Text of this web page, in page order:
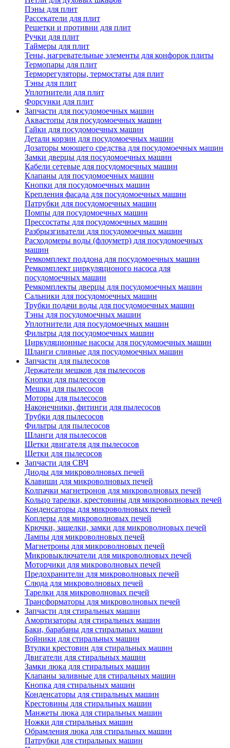
Пэны для плит
Рассекатели для плит
Решетки и противни для плит
Ручки для плит
Таймеры для плит
Тены, нагревательные элементы для конфорок плиты
Термопары для плит
Терморегуляторы, термостаты для плит
Тэны для плит
Уплотнители для плит
Форсунки для плит
Запчасти для посудомоечных машин
Аквастопы для посудомоечных машин
Гайки для посудомоечных машин
Детали корзин для посудомоечных машин
Дозаторы моющего средства для посудомоечных машин
Замки дверцы для посудомоечных машин
Кабели сетевые для посудомоечных машин
Клапаны для посудомоечных машин
Кнопки для посудомоечных машин
Крепления фасада для посудомоечных машин
Патрубки для посудомоечных машин
Помпы для посудомоечных машин
Прессостаты для посудомоечных машин
Разбрызгиватели для посудомоечных машин
Расходомеры воды (флоуметр) для посудомоечных
машин
Ремкомплект поддона для посудомоечных машин
Ремкомплект циркуляционого насоса для
посудомоечных машин
Ремкомплекты дверцы для посудомоечных машин
Сальники для посудомоечных машин
Трубки подачи воды для посудомоечных машин
Тэны для посудомоечных машин
Уплотнители для посудомоечных машин
Фильтры для посудомоечных машин
Циркуляционные насосы для посудомоечных машин
Шланги сливные для посудомоечных машин
Запчасти для пылесосов
Держатели мешков для пылесосов
Кнопки для пылесосов
Мешки для пылесосов
Моторы для пылесосов
Наконечники, фитинги для пылесосов
Трубки для пылесосов
Фильтры для пылесосов
Шланги для пылесосов
Щетки двигателя для пылесосов
Щетки для пылесосов
Запчасти для СВЧ
Диоды для микроволновых печей
Клавиши для микроволновых печей
Колпачки магнетронов для микроволновых печей
Кольцо тарелки, крестовины для микроволновых печей
Конденсаторы для микроволновых печей
Коплеры для микроволновых печей
Крючки, защелки, замки для микроволновых печей
Лампы для микроволновых печей
Магнетроны для микроволновых печей
Микровыключатели для микроволновых печей
Моторчики для микроволновых печей
Предохранители для микроволновых печей
Слюда для микроволновых печей
Тарелки для микроволновых печей
Трансформаторы для микроволновых печей
Запчасти для стиральных машин
Амортизаторы для стиральных машин
Баки, барабаны для стиральных машин
Бойники для стиральных машин
Втулки крестовин для стиральных машин
Двигатели для стиральных машин
Замки люка для стиральных машин
Клапаны заливные для стиральных машин
Кнопка для стиральных машин
Конденсаторы для стиральных машин
Крестовины для стиральных машин
Манжеты люка для стиральных машин
Ножки для стиральных машин
Обрамления люка для стиральных машин
Патрубки для стиральных машин